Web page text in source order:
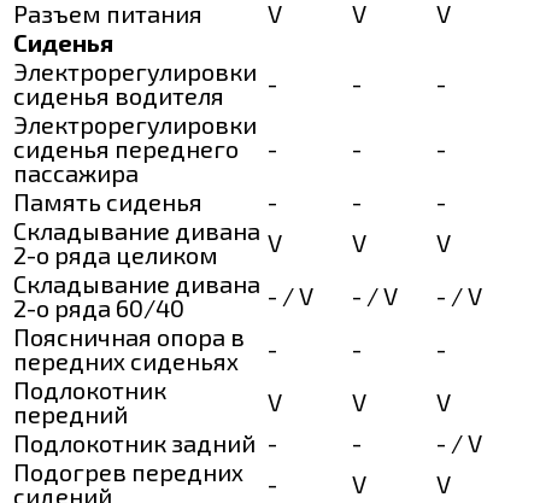
Разъем питания V V
V
Сиденья
Электрорегулировки
сиденья водителя
- -
-
Электрорегулировки
сиденья переднего
пассажира
- -
-
Память сиденья
- -
-
Складывание дивана
2-о ряда целиком
V V
V
Складывание дивана
2-о ряда 60/40
- / V - / V
- / V
Поясничная опора в
передних сиденьях
- -
-
Подлокотник
передний
V V
V
Подлокотник задний - -
- / V
Подогрев передних
сидений
- V
V